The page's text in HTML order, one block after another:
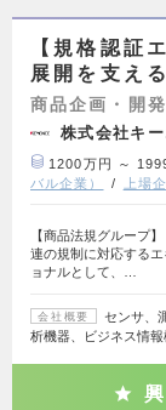
【規格認証
展開を支え
商品企画・開発
株式会社キ
1200万円 ～
バル企業）
上場
【商品法規グループ
連の規制に対応する
ョナルとして、…
会社概要
センサ、
析機器、ビジネス情報